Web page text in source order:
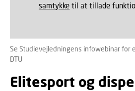
samtykke til at tillade
Se Studievejledningens infowebinar for
DTU
Elitesport og